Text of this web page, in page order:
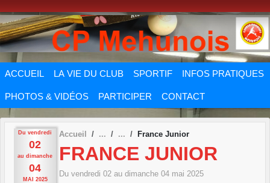
ACCUEIL LA VIE DU CLUB SPORTIF INFOS PRATIQUES
PHOTOS & VIDÉOS PARTICIPER CONTACT
Du vendredi
02
au dimanche
04
MAI 2025
Accueil France Junior
FRANCE JUNIOR
Du vendredi 02 au dimanche 04 mai 2025